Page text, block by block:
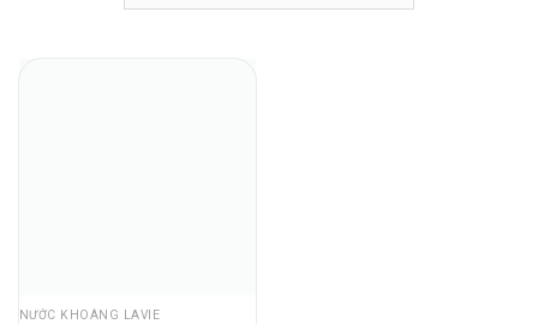
NƯỚC KHOÁNG LAVIE